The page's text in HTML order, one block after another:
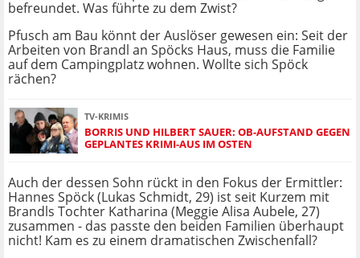
befreundet. Was führte zu dem Zwist?
Pfusch am Bau könnt der Auslöser gewesen ein: Seit der
Arbeiten von Brandl an Spöcks Haus, muss die Familie
auf dem Campingplatz wohnen. Wollte sich Spöck
rächen?
TV-KRIMIS
BORRIS UND HILBERT SAUER: OB-AUFSTAND GEGEN
GEPLANTES KRIMI-AUS IM OSTEN
Auch der dessen Sohn rückt in den Fokus der Ermittler:
Hannes Spöck (Lukas Schmidt, 29) ist seit Kurzem mit
Brandls Tochter Katharina (Meggie Alisa Aubele, 27)
zusammen - das passte den beiden Familien überhaupt
nicht! Kam es zu einem dramatischen Zwischenfall?